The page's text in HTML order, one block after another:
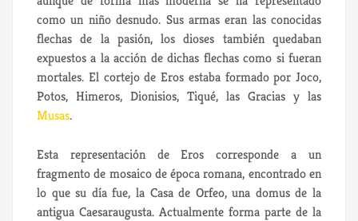
como un niño desnudo. Sus armas eran las conocidas
flechas de la pasión, los dioses también quedaban
expuestos a la acción de dichas flechas como si fueran
mortales. El cortejo de Eros estaba formado por Joco,
Potos, Himeros, Dionisios, Tiqué, las Gracias y las
Musas.
Esta representación de Eros corresponde a un
fragmento de mosaico de época romana, encontrado en
lo que su día fue, la Casa de Orfeo, una domus de la
antigua Caesaraugusta. Actualmente forma parte de la